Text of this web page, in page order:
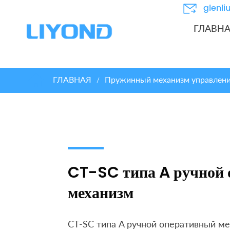
ГЛАВНАЯ / Пружинный механизм
CT-SC типа A ручной
механизм
CT-SC типа A ручной оперативный